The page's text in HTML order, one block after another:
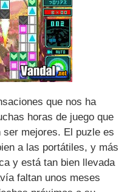
que nos ha
horas de juego que
ser mejores. El puzle es
a las portátiles, y más
y está tan bien llevada
faltan unos meses